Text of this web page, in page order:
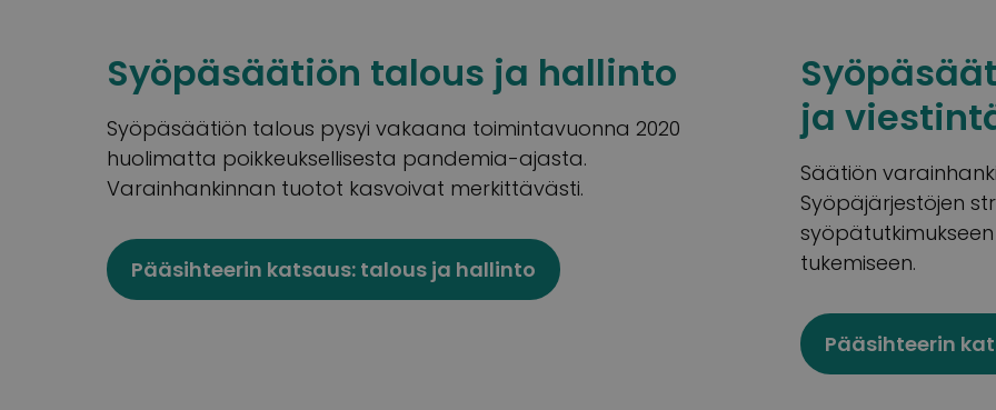
Syöpäsäätiön talous ja hallinto
Syöpäsäätiön talous pysyi vakaana toimintavuonna 2020
huolimatta poikkeuksellisesta pandemia-ajasta.
Varainhankinnan tuotot kasvoivat merkittävästi.
Pääsihteerin katsaus: talous ja hallinto
ja
Säätiön
Syöpäjärjestöjen
tukemiseen.
Pääsihteerin